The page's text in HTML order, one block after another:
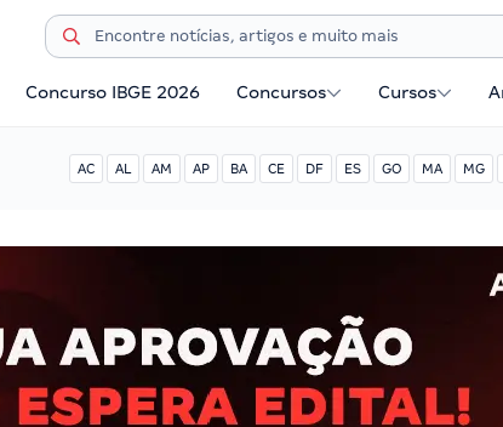
Concurso IBGE 2026 Concursos Cursos
AC AL AM AP BA CE DF ES GO MA MG